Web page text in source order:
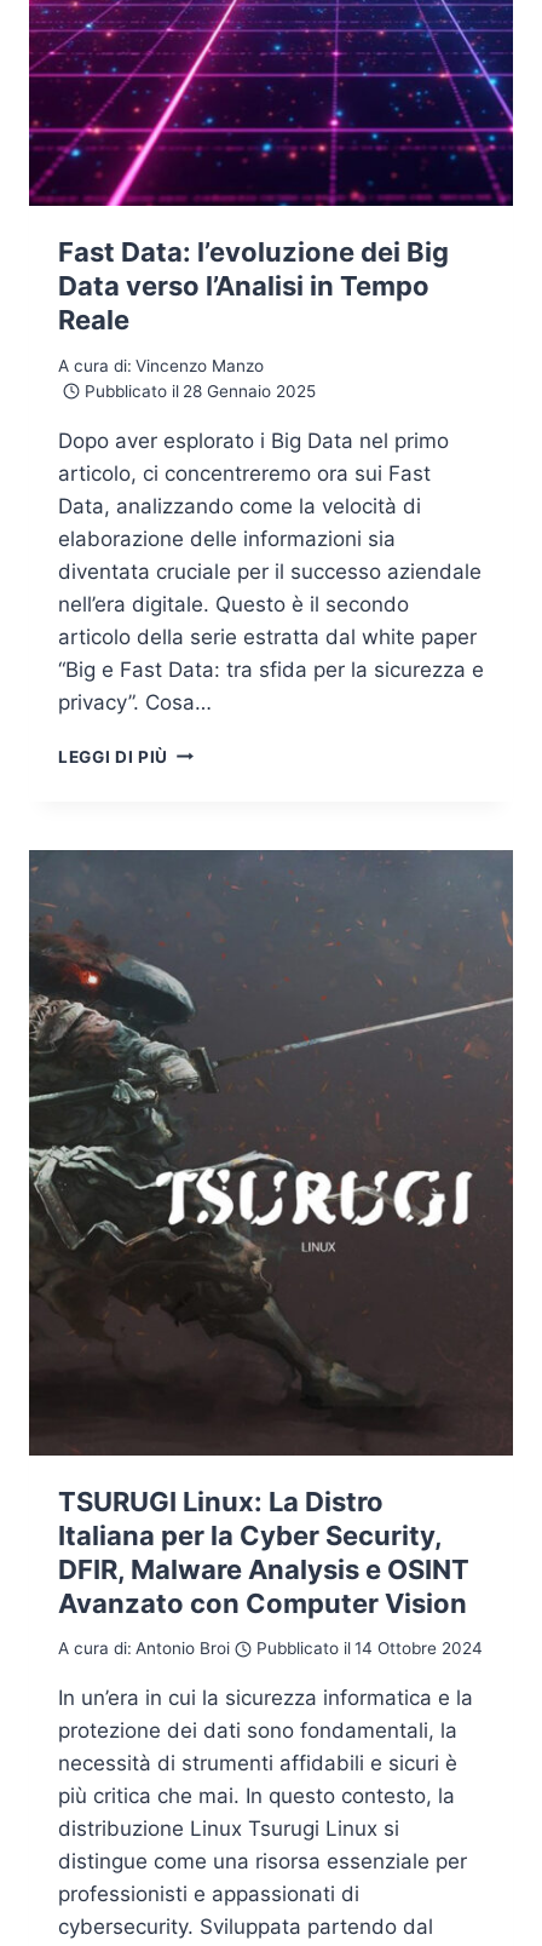
Fast Data: l’evoluzione dei Big
Data verso l’Analisi in Tempo
Reale
A cura di: Vincenzo Manzo
Pubblicato il 28 Gennaio 2025
Dopo aver esplorato i Big Data nel primo
articolo, ci concentreremo ora sui Fast
Data, analizzando come la velocità di
elaborazione delle informazioni sia
diventata cruciale per il successo aziendale
nell’era digitale. Questo è il secondo
articolo della serie estratta dal white paper
“Big e Fast Data: tra sfida per la sicurezza e
privacy”. Cosa…
LEGGI DI PIÙ FAST
BIG
DATA
TEMPO
REALE
TSURUGI Linux: La Distro
Italiana per la Cyber Security,
DFIR, Malware Analysis e OSINT
Avanzato con Computer Vision
A cura di: Antonio Broi Pubblicato il14 Ottobre 2024
In un’era in cui la sicurezza informatica e la
protezione dei dati sono fondamentali, la
necessità di strumenti affidabili e sicuri è
più critica che mai. In questo contesto, la
distribuzione Linux Tsurugi Linux si
distingue come una risorsa essenziale per
professionisti e appassionati di
cybersecurity. Sviluppata partendo dal